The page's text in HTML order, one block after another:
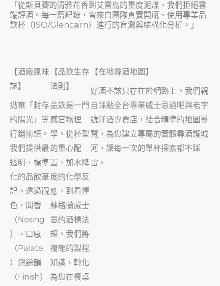
「從斯貝賽的清雅花香到艾雷島的重度泥煤，我們拒絕雲
端評酒。每一篇紀錄，皆來自團隊真實開瓶、使用專業品
飲杯（ISO/Glencairn）進行的盲測與結構化分析。」
【酒廠風味
誌】
拋棄「封存
的陽光」等
行銷術語。
我們提供最
透明、標準
化的品飲筆
記。透過觀
色、聞香
（Nosing
）、口感
（Palate
）與餘韻
（Finish）
【品飲生存
法則】
品飲是一門
感官物理
學。從杯型
的重心配
置、加水降
度的化學反
應，到看懂
蘇格蘭威士
忌的酒標法
規。我們將
複雜的製程
知識，轉化
為您在餐桌
【在地尋酒地圖】
好酒不該只存在於網路上。我們親
自踩點全台專業威士忌酒吧與老字
號洋酒專賣店，結合精準的地圖導
覽，為您建立專屬的實體尋酒護城
河，讓每一次的單杯探索都不踩
雷。